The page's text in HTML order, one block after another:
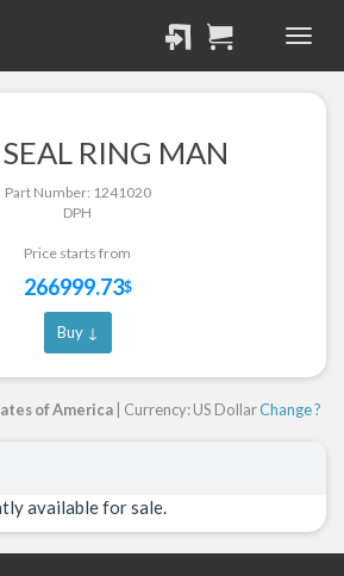
RING MAN
Part Number: 1241020
DPH
Price starts from
266999.73$
Buy ↓
of America| Currency: US DollarChange ?
available for sale.
تم إضافة القطعة بنجاح.
Successfully
Selected
تم إضافة القطعة
بنجاح.
Added to Cart